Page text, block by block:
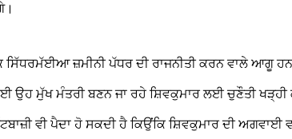
ਸਿੱਧਰਮੱਈਆ ਜ਼ਮੀਨੀ ਪੱਧਰ ਦੀ ਰਾਜਨੀਤੀ ਕਰਨ ਵਾਲੇ ਆਗੂ
ਉਹ ਮੁੱਖ ਮੰਤਰੀ ਬਣਨ ਜਾ ਰਹੇ ਸ਼ਿਵਕੁਮਾਰ ਲਈ ਚੁਣੌਤੀ
ਵੀ ਪੈਦਾ ਹੋ ਸਕਦੀ ਹੈ ਕਿਉਂਕਿ ਸ਼ਿਵਕੁਮਾਰ ਦੀ ਅਗਵਾਈ